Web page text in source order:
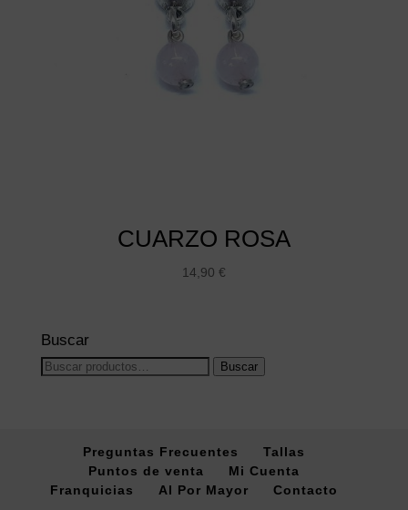
CUARZO ROSA
14,90 €
Buscar
Buscar
Buscar
Preguntas Frecuentes
Tallas
Puntos de venta
Mi Cuenta
Franquicias
Al Por Mayor Contacto